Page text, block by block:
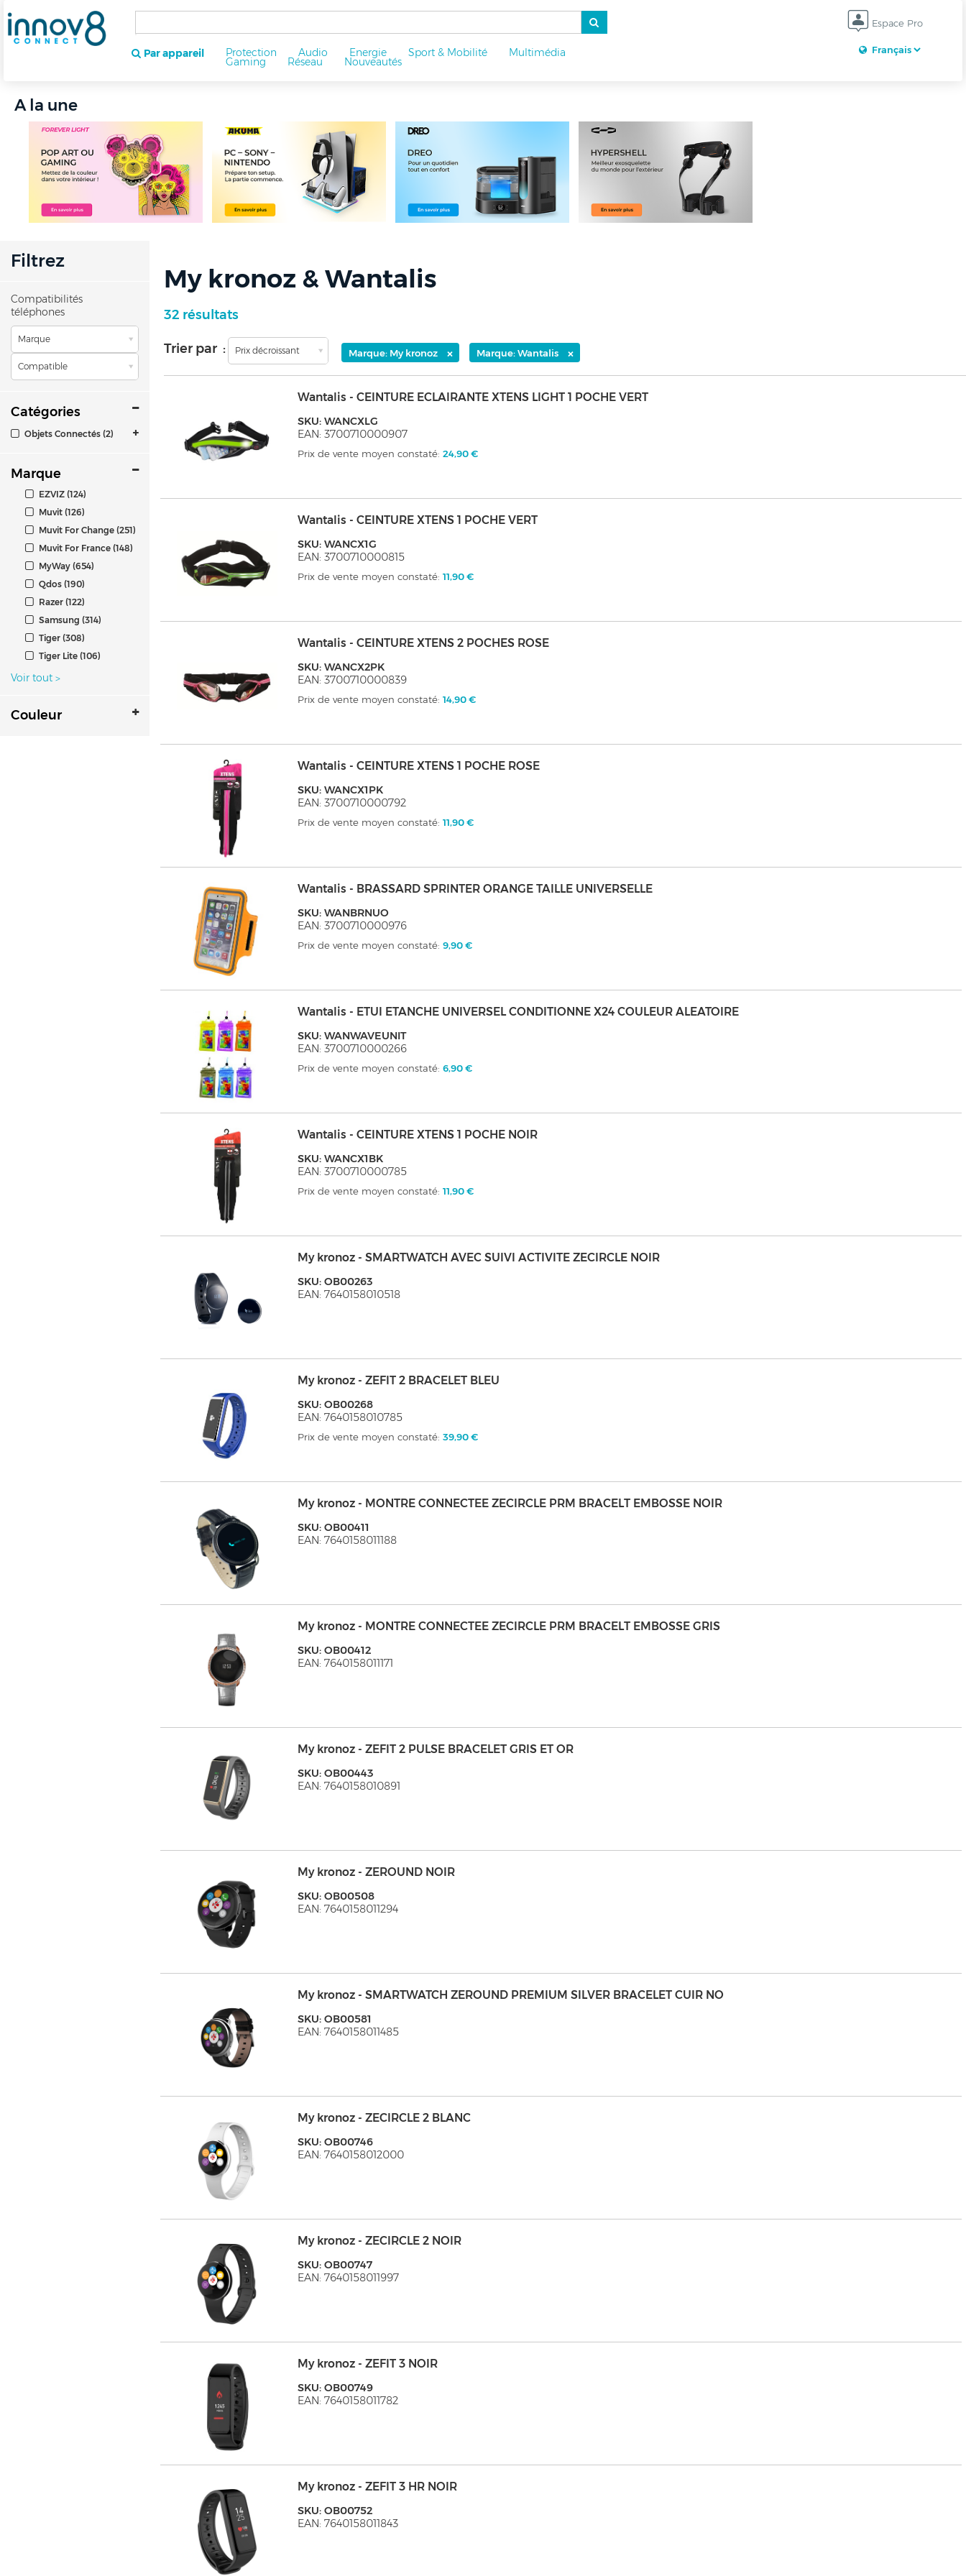
Espace Pro
Par appareil Protection Audio Energie Sport & Mobilité Multimédia
Gaming Réseau Nouveautés
A la une
Filtrez
Compatibilités
téléphones
Marque
Compatible
Catégories
Objets Connectés (2)
Marque
EZVIZ (124)
Muvit (126)
Muvit For Change (251)
Muvit For France (148)
MyWay (654)
Qdos (190)
Razer (122)
Samsung (314)
Tiger (308)
Tiger Lite (106)
Voir tout >
Couleur
My kronoz & Wantalis
32 résultats
Trier par : Prix décroissant Marque: My kronoz × Marque: Wantalis ×
Wantalis - CEINTURE ECLAIRANTE XTENS LIGHT 1 POCHE VERT
SKU: WANCXLG
EAN: 3700710000907
Prix de vente moyen constaté:24,90 €
Wantalis - CEINTURE XTENS 1 POCHE VERT
SKU: WANCX1G
EAN: 3700710000815
Prix de vente moyen constaté:11,90 €
Wantalis - CEINTURE XTENS 2 POCHES ROSE
SKU: WANCX2PK
EAN: 3700710000839
Prix de vente moyen constaté:14,90 €
Wantalis - CEINTURE XTENS 1 POCHE ROSE
SKU: WANCX1PK
EAN: 3700710000792
Prix de vente moyen constaté:11,90 €
Wantalis - BRASSARD SPRINTER ORANGE TAILLE UNIVERSELLE
SKU: WANBRNUO
EAN: 3700710000976
Prix de vente moyen constaté:9,90 €
Wantalis - ETUI ETANCHE UNIVERSEL CONDITIONNE X24 COULEUR ALEATOIRE
SKU: WANWAVEUNIT
EAN: 3700710000266
Prix de vente moyen constaté:6,90 €
Wantalis - CEINTURE XTENS 1 POCHE NOIR
SKU: WANCX1BK
EAN: 3700710000785
Prix de vente moyen constaté:11,90 €
My kronoz - SMARTWATCH AVEC SUIVI ACTIVITE ZECIRCLE NOIR
SKU: OB00263
EAN: 7640158010518
My kronoz - ZEFIT 2 BRACELET BLEU
SKU: OB00268
EAN: 7640158010785
Prix de vente moyen constaté:39,90 €
My kronoz - MONTRE CONNECTEE ZECIRCLE PRM BRACELT EMBOSSE NOIR
SKU: OB00411
EAN: 7640158011188
My kronoz - MONTRE CONNECTEE ZECIRCLE PRM BRACELT EMBOSSE GRIS
SKU: OB00412
EAN: 7640158011171
My kronoz - ZEFIT 2 PULSE BRACELET GRIS ET OR
SKU: OB00443
EAN: 7640158010891
My kronoz - ZEROUND NOIR
SKU: OB00508
EAN: 7640158011294
My kronoz - SMARTWATCH ZEROUND PREMIUM SILVER BRACELET CUIR NO
SKU: OB00581
EAN: 7640158011485
My kronoz - ZECIRCLE 2 BLANC
SKU: OB00746
EAN: 7640158012000
My kronoz - ZECIRCLE 2 NOIR
SKU: OB00747
EAN: 7640158011997
My kronoz - ZEFIT 3 NOIR
SKU: OB00749
EAN: 7640158011782
My kronoz - ZEFIT 3 HR NOIR
SKU: OB00752
EAN: 7640158011843